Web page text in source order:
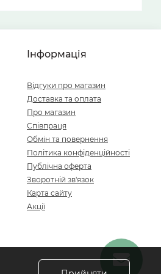
Інформація
Відгуки про магазин
Доставка та оплата
Про магазин
Співпраця
Обмін та повернення
Політика конфіденційності
Публічна оферта
Зворотній зв'язок
Карта сайту
Акції